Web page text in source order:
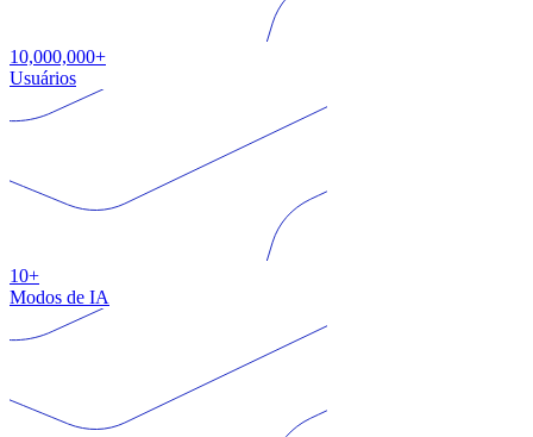
10,000,000+
Usuários
10+
Modos de IA